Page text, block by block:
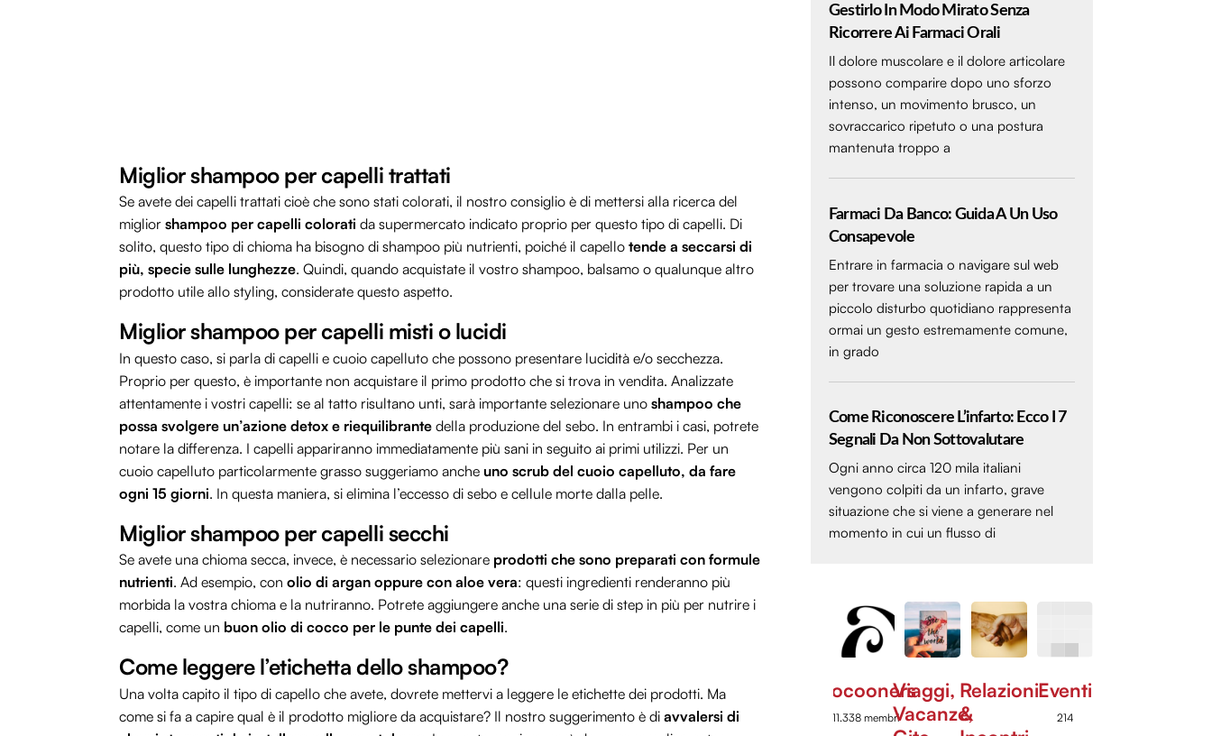
Miglior shampoo per capelli trattati
Se avete dei capelli trattati cioè che sono stati colorati, il nostro consiglio è di mettersi alla ricerca del
miglior shampoo per capelli colorati da supermercato indicato proprio per questo tipo di capelli. Di
solito, questo tipo di chioma ha bisogno di shampoo più nutrienti, poiché il capello tende a seccarsi di
più, specie sulle lunghezze. Quindi, quando acquistate il vostro shampoo, balsamo o qualunque altro
prodotto utile allo styling, considerate questo aspetto.
Miglior shampoo per capelli misti o lucidi
In questo caso, si parla di capelli e cuoio capelluto che possono presentare lucidità e/o secchezza.
Proprio per questo, è importante non acquistare il primo prodotto che si trova in vendita. Analizzate
attentamente i vostri capelli: se al tatto risultano unti, sarà importante selezionare uno shampoo che
possa svolgere un’azione detox e riequilibrante della produzione del sebo. In entrambi i casi, potrete
notare la differenza. I capelli appariranno immediatamente più sani in seguito ai primi utilizzi. Per un
cuoio capelluto particolarmente grasso suggeriamo anche uno scrub del cuoio capelluto, da fare
ogni 15 giorni. In questa maniera, si elimina l’eccesso di sebo e cellule morte dalla pelle.
Miglior shampoo per capelli secchi
Se avete una chioma secca, invece, è necessario selezionare prodotti che sono preparati con formule
nutrienti. Ad esempio, con olio di argan oppure con aloe vera: questi ingredienti renderanno più
morbida la vostra chioma e la nutriranno. Potrete aggiungere anche una serie di step in più per nutrire i
capelli, come un buon olio di cocco per le punte dei capelli.
Come leggere l’etichetta dello shampoo?
Una volta capito il tipo di capello che avete, dovrete mettervi a leggere le etichette dei prodotti. Ma
come si fa a capire qual è il prodotto migliore da acquistare? Il nostro suggerimento è di avvalersi di
Gestirlo In Modo Mirato Senza
Ricorrere Ai Farmaci Orali
Il dolore muscolare e il dolore articolare
possono comparire dopo uno sforzo
intenso, un movimento brusco, un
sovraccarico ripetuto o una postura
mantenuta troppo a
Farmaci Da Banco: Guida A Un Uso
Consapevole
Entrare in farmacia o navigare sul web
per trovare una soluzione rapida a un
piccolo disturbo quotidiano rappresenta
ormai un gesto estremamente comune,
in grado
Come Riconoscere L’infarto: Ecco I 7
Segnali Da Non Sottovalutare
Ogni anno circa 120 mila italiani
vengono colpiti da un infarto, grave
situazione che si viene a generare nel
momento in cui un flusso di
Cocooners
11.338 membri
Viaggi,
Vacanze,
Relazioni
&
Eventi
214